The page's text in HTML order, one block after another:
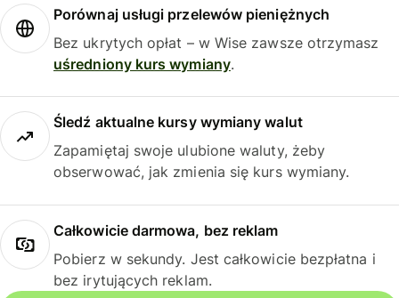
Porównaj usługi przelewów pieniężnych
Bez ukrytych opłat – w Wise zawsze otrzymasz
uśredniony kurs wymiany.
Śledź aktualne kursy wymiany walut
Zapamiętaj swoje ulubione waluty, żeby
obserwować, jak zmienia się kurs wymiany.
Całkowicie darmowa, bez reklam
Pobierz w sekundy. Jest całkowicie bezpłatna i
bez irytujących reklam.